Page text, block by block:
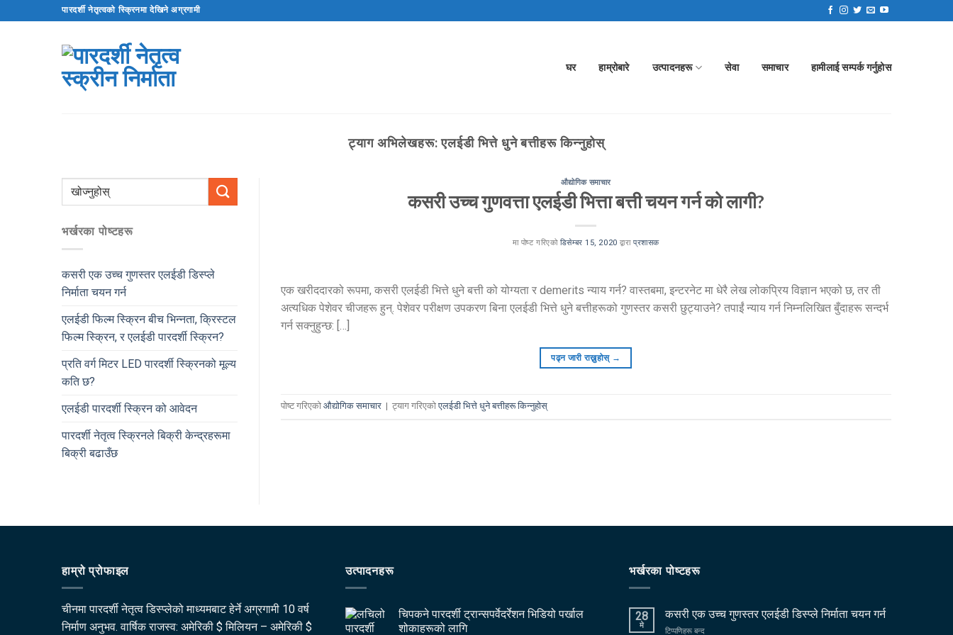
स्किप
पारदर्शी नेतृत्वको स्क्रिनमा देखिने अग्रगामी
घर हाम्रोबारे उत्पादनहरू सेवा समाचार हामीलाई सम्पर्क गर्नुहोस
ट्याग अभिलेखहरू:एलईडी भित्ते धुने बत्तीहरू किन्नुहोस्
भर्खरका पोष्टहरू
कसरी एक उच्च गुणस्तर एलईडी डिस्प्ले
निर्माता चयन गर्न
एलईडी फिल्म स्क्रिन बीच भिन्नता, क्रिस्टल
फिल्म स्क्रिन, र एलईडी पारदर्शी स्क्रिन?
प्रति वर्ग मिटर LED पारदर्शी स्क्रिनको मूल्य
कति छ?
एलईडी पारदर्शी स्क्रिन को आवेदन
पारदर्शी नेतृत्व स्क्रिनले बिक्री केन्द्रहरूमा
बिक्री बढाउँछ
औद्योगिक समाचार
कसरी उच्च गुणवत्ता एलईडी भित्ता बत्ती चयन गर्न को लागी?
मा पोष्ट गरिएको डिसेम्बर 15, 2020 द्वारा प्रशासक
एक खरीददारको रूपमा, कसरी एलईडी भित्ते धुने बत्ती को योग्यता र demerits न्याय गर्न? वास्तबमा, इन्टरनेट मा धेरै लेख लोकप्रिय विज्ञान भएको छ, तर ती
अत्यधिक पेशेवर चीजहरू हुन्. पेशेवर परीक्षण उपकरण बिना एलईडी भित्ते धुने बत्तीहरूको गुणस्तर कसरी छुट्याउने? तपाईं न्याय गर्न निम्नलिखित बुँदाहरू सन्दर्भ
गर्न सक्नुहुन्छ: […]
पढ्न जारी राख्नुहोस् →
पोष्ट गरिएको औद्योगिक समाचार | ट्याग गरिएकोएलईडी भित्ते धुने बत्तीहरू किन्नुहोस्
हाम्रो प्रोफाइल
चीनमा पारदर्शी नेतृत्व डिस्प्लेको माध्यमबाट हेर्ने अग्रगामी 10 वर्ष
निर्माण अनुभव. वार्षिक राजस्व: अमेरिकी $ मिलियन – अमेरिकी $
उत्पादनहरू
चिपकने पारदर्शी ट्रान्सपर्वेदर्रेशन भिडियो पर्खाल
शोकाहरूको लागि
भर्खरका पोष्टहरू
28
मे
कसरी एक उच्च गुणस्तर एलईडी डिस्प्ले निर्माता चयन गर्न
टिप्पणिहरू बन्दखुल्ला